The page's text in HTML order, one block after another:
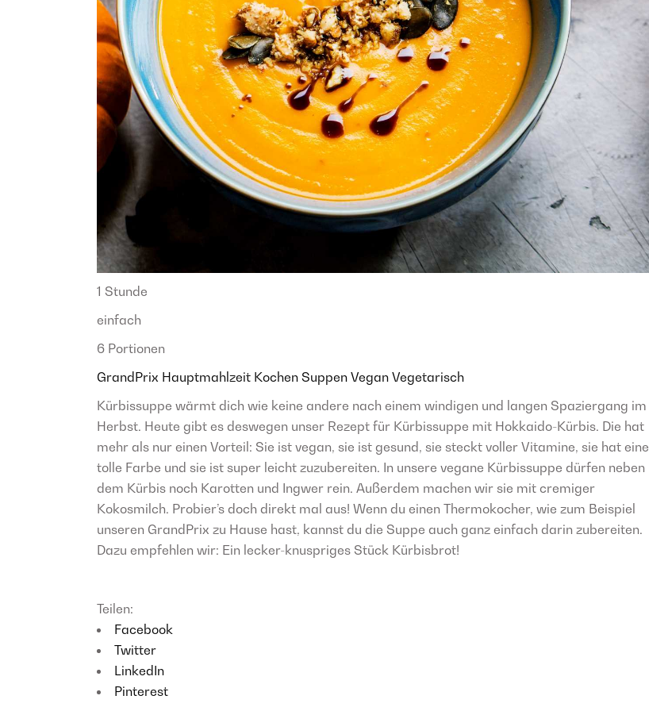
1 Stunde
einfach
6 Portionen
GrandPrix Hauptmahlzeit Kochen Suppen Vegan Vegetarisch
Kürbissuppe wärmt dich wie keine andere nach einem windigen und langen Spaziergang im
Herbst. Heute gibt es deswegen unser Rezept für Kürbissuppe mit Hokkaido-Kürbis. Die hat
mehr als nur einen Vorteil: Sie ist vegan, sie ist gesund, sie steckt voller Vitamine, sie hat eine
tolle Farbe und sie ist super leicht zuzubereiten. In unsere vegane Kürbissuppe dürfen neben
dem Kürbis noch Karotten und Ingwer rein. Außerdem machen wir sie mit cremiger
Kokosmilch. Probier’s doch direkt mal aus! Wenn du einen Thermokocher, wie zum Beispiel
unseren GrandPrix zu Hause hast, kannst du die Suppe auch ganz einfach darin zubereiten.
Dazu empfehlen wir: Ein lecker-knuspriges Stück Kürbisbrot!
Teilen:
Facebook
Twitter
LinkedIn
Pinterest